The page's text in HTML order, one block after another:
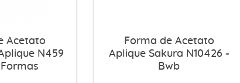
Acetato
N459
Forma de Acetato
Aplique Sakura N10426 -
Bwb